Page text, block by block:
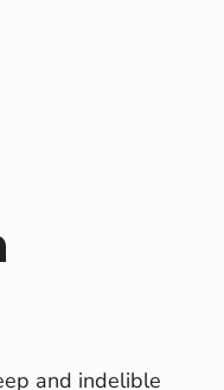
and indelible